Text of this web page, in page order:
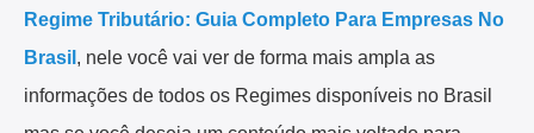
Regime Tributário: Guia Completo Para Empresas No
Brasil , nele você vai ver de forma mais ampla as
informações de todos os Regimes disponíveis no Brasil